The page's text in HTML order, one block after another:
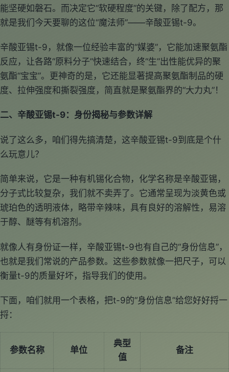
能坚硬如磐石。而决定它“软硬程度”的关键，除了配方，那
就是我们今天要聊的这位“魔法师”——辛酸亚锡t-9。
辛酸亚锡t-9，就像一位经验丰富的“媒婆”，它能加速聚氨酯
反应，让各路“原料分子”快速结合，终“生”出性能优异的聚
氨酯“宝宝”。更神奇的是，它还能显著提高聚氨酯制品的硬
度、拉伸强度和撕裂强度，简直就是聚氨酯界的“大力丸”！
二、辛酸亚锡t-9：身份揭秘与参数详解
说了这么多，咱们得先搞清楚，这辛酸亚锡t-9到底是个什
么玩意儿？
简单来说，它是一种有机锡化合物，化学名称是辛酸亚锡，
分子式比较复杂，我们就不卖弄了。它通常呈现为淡黄色或
琥珀色的透明液体，略带辛辣味，具有良好的溶解性，易溶
于醇、醚等有机溶剂。
就像人有身份证一样，辛酸亚锡t-9也有自己的“身份信息”，
也就是我们常说的产品参数。这些参数就像一把尺子，可以
衡量t-9的质量好坏，指导我们的使用。
下面，咱们就用一个表格，把t-9的“身份信息”给您好好捋一
捋：
参数名称 单位
典型
值
备注